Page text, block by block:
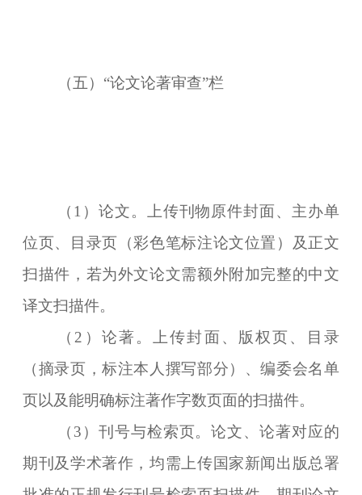
（五）“论文论著审查”栏
（1）论文。上传刊物原件封面、主办单
位页、目录页（彩色笔标注论文位置）及正文
扫描件，若为外文论文需额外附加完整的中文
译文扫描件。
（2）论著。上传封面、版权页、目录
（摘录页，标注本人撰写部分）、编委会名单
页以及能明确标注著作字数页面的扫描件。
（3）刊号与检索页。论文、论著对应的
期刊及学术著作，均需上传国家新闻出版总署